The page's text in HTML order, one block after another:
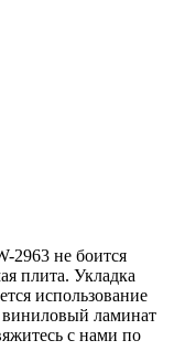
2963 не боится
плита. Укладка
использование
виниловый ламинат
с нами по